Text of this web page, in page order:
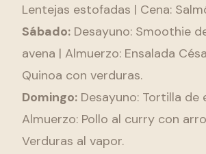
Lentejas estofadas | Cena:
Sábado: Desayuno: Smoothie
avena | Almuerzo: Ensalada
Quinoa con verduras.
Domingo: Desayuno: Tortilla de
Almuerzo: Pollo al curry con
Verduras al vapor.